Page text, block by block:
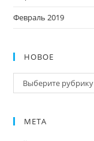
Февраль 2019
НОВОЕ
Новое
Выберите рубрику
МЕТА